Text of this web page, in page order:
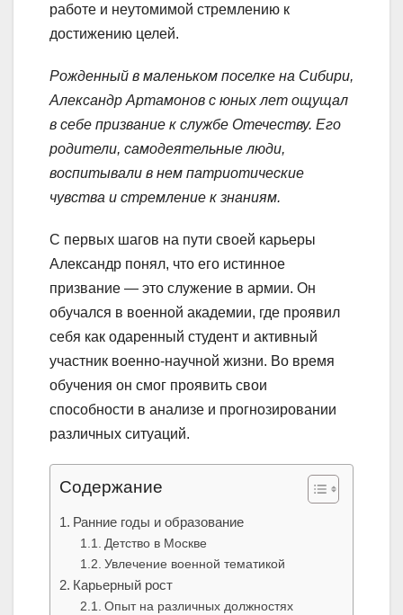
работе и неутомимой стремлению к
достижению целей.
Рожденный в маленьком поселке на Сибири,
Александр Артамонов с юных лет ощущал
в себе призвание к службе Отечеству. Его
родители, самодеятельные люди,
воспитывали в нем патриотические
чувства и стремление к знаниям.
С первых шагов на пути своей карьеры
Александр понял, что его истинное
призвание — это служение в армии. Он
обучался в военной академии, где проявил
себя как одаренный студент и активный
участник военно-научной жизни. Во время
обучения он смог проявить свои
способности в анализе и прогнозировании
различных ситуаций.
Содержание
Ранние годы и образование
Детство в Москве
Увлечение военной тематикой
Карьерный рост
Опыт на различных должностях